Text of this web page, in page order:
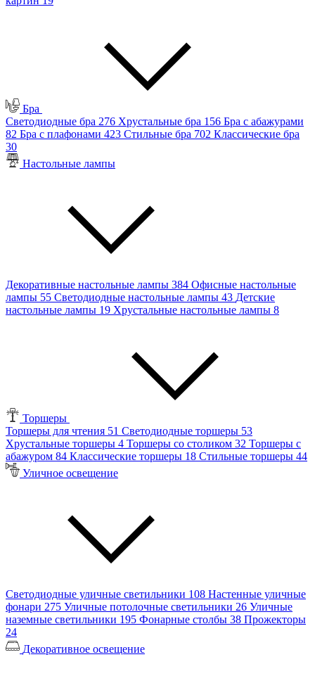
Бра
Светодиодные бра 276 Хрустальные бра 156 Бра с абажурами
82 Бра с плафонами 423 Стильные бра 702 Классические бра
30
Настольные лампы
Декоративные настольные лампы 384 Офисные настольные
лампы 55 Светодиодные настольные лампы 43 Детские
настольные лампы 19 Хрустальные настольные лампы 8
Торшеры
Торшеры для чтения 51 Светодиодные торшеры 53
Хрустальные торшеры 4 Торшеры со столиком 32 Торшеры с
абажуром 84 Классические торшеры 18 Стильные торшеры 44
Уличное освещение
Светодиодные уличные светильники 108 Настенные уличные
фонари 275 Уличные потолочные светильники 26 Уличные
наземные светильники 195 Фонарные столбы 38 Прожекторы
24
Декоративное освещение